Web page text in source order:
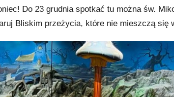
Do 23 grudnia spotkać tu można św.
Bliskim przeżycia, które nie mieszczą się